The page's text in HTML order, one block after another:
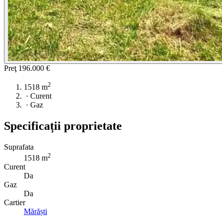
Preţ 196.000 €
1518 m2
· Curent
· Gaz
Specificații proprietate
Suprafata
1518 m2
Curent
Da
Gaz
Da
Cartier
Mărăști